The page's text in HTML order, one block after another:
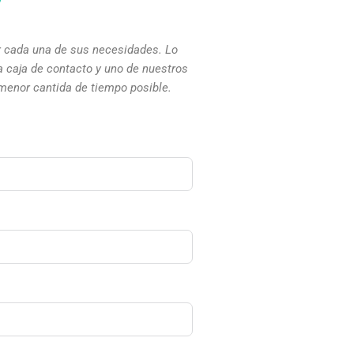
una de sus necesidades. Lo
de contacto y uno de nuestros
cantida de tiempo posible.